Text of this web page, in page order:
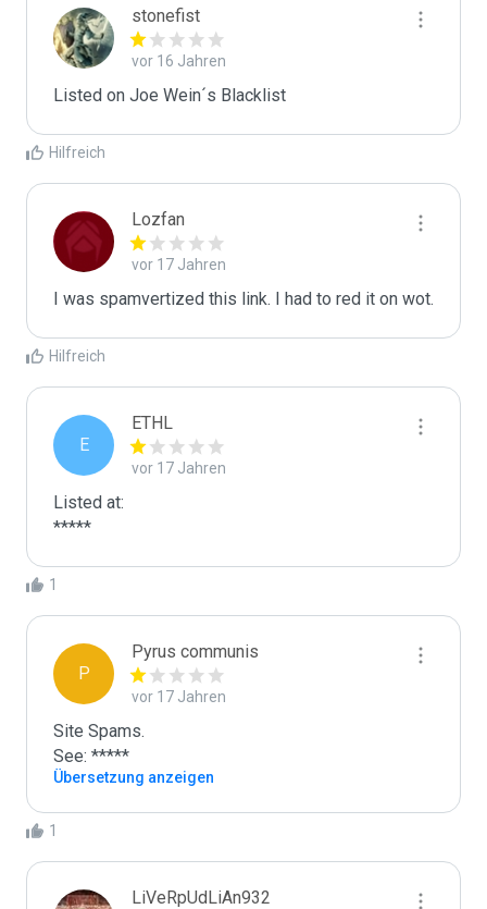
stonefist
vor 16 Jahren
Listed on Joe Wein´s Blacklist
Hilfreich
Lozfan
vor 17 Jahren
I was spamvertized this link. I had to red it on wot.
Hilfreich
E
ETHL
vor 17 Jahren
Listed at:
*****
1
P
Pyrus communis
vor 17 Jahren
Site Spams.
See: *****
Übersetzung anzeigen
1
LiVeRpUdLiAn932